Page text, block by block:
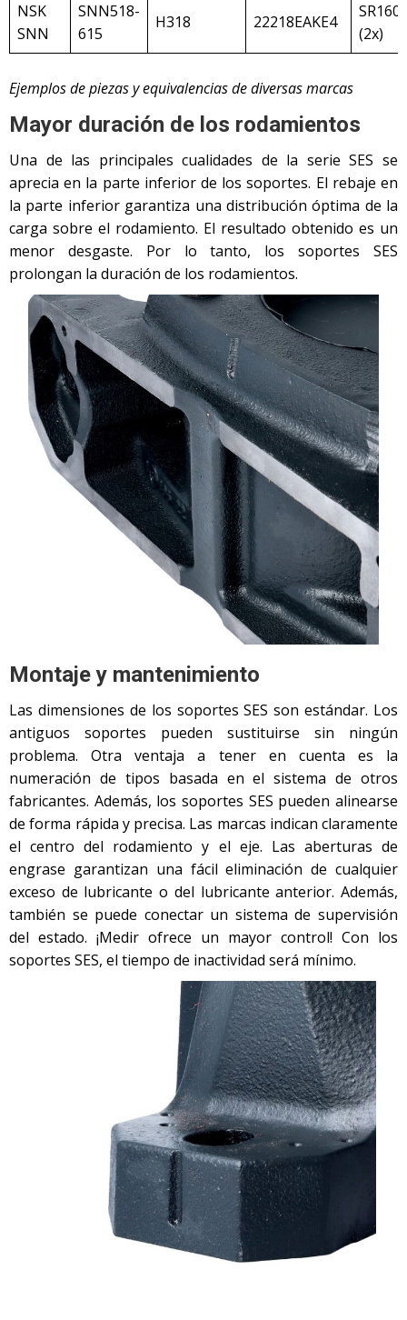
NSK
SNN
SNN518-
615
H318 22218EAKE4
(2x)
Ejemplos de piezas y equivalencias de diversas marcas
Mayor duración de los rodamientos
Una de las principales cualidades de la serie SES se
aprecia en la parte inferior de los soportes. El rebaje en
la parte inferior garantiza una distribución óptima de la
carga sobre el rodamiento. El resultado obtenido es un
menor desgaste. Por lo tanto, los soportes SES
prolongan la duración de los rodamientos.
Montaje y mantenimiento
Las dimensiones de los soportes SES son estándar. Los
antiguos soportes pueden sustituirse sin ningún
problema. Otra ventaja a tener en cuenta es la
numeración de tipos basada en el sistema de otros
fabricantes. Además, los soportes SES pueden alinearse
de forma rápida y precisa. Las marcas indican claramente
el centro del rodamiento y el eje. Las aberturas de
engrase garantizan una fácil eliminación de cualquier
exceso de lubricante o del lubricante anterior. Además,
también se puede conectar un sistema de supervisión
del estado. ¡Medir ofrece un mayor control! Con los
soportes SES, el tiempo de inactividad será mínimo.